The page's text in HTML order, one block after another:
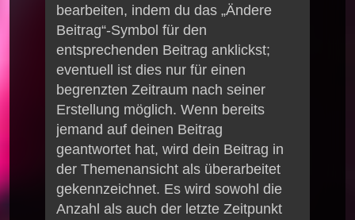
bearbeiten, indem du das „Ändere
Beitrag“-Symbol für den
entsprechenden Beitrag anklickst;
eventuell ist dies nur für einen
begrenzten Zeitraum nach seiner
Erstellung möglich. Wenn bereits
jemand auf deinen Beitrag
geantwortet hat, wird dein Beitrag in
der Themenansicht als überarbeitet
gekennzeichnet. Es wird sowohl die
Anzahl als auch der letzte Zeitpunkt